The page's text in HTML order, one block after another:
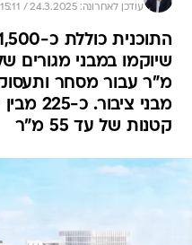
עודכן לאחרונה: 24.3.2025 / 15:11
מבני
קטנות של עד 55 מ"ר